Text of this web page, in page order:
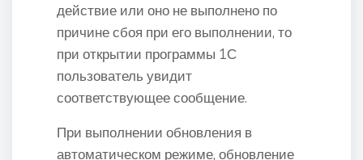
действие или оно не выполнено по
причине сбоя при его выполнении, то
при открытии программы 1С
пользователь увидит
соответствующее сообщение.
При выполнении обновления в
автоматическом режиме, обновление